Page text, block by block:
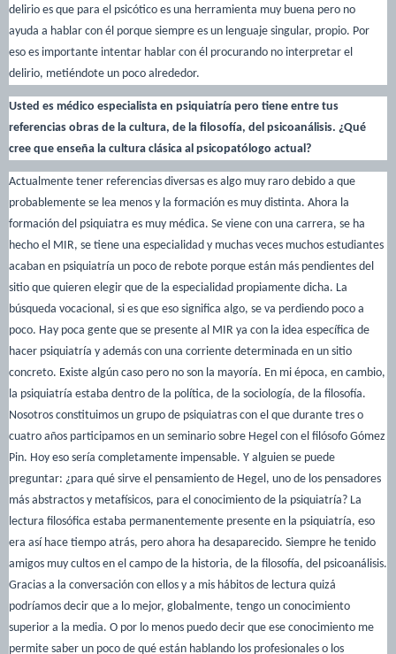
delirio es que para el psicótico es una herramienta muy buena pero no
ayuda a hablar con él porque siempre es un lenguaje singular, propio. Por
eso es importante intentar hablar con él procurando no interpretar el
delirio, metiéndote un poco alrededor.
Usted es médico especialista en psiquiatría pero tiene entre tus
referencias obras de la cultura, de la filosofía, del psicoanálisis. ¿Qué
cree que enseña la cultura clásica al psicopatólogo actual?
Actualmente tener referencias diversas es algo muy raro debido a que
probablemente se lea menos y la formación es muy distinta. Ahora la
formación del psiquiatra es muy médica. Se viene con una carrera, se ha
hecho el MIR, se tiene una especialidad y muchas veces muchos estudiantes
acaban en psiquiatría un poco de rebote porque están más pendientes del
sitio que quieren elegir que de la especialidad propiamente dicha. La
búsqueda vocacional, si es que eso significa algo, se va perdiendo poco a
poco. Hay poca gente que se presente al MIR ya con la idea específica de
hacer psiquiatría y además con una corriente determinada en un sitio
concreto. Existe algún caso pero no son la mayoría. En mi época, en cambio,
la psiquiatría estaba dentro de la política, de la sociología, de la filosofía.
Nosotros constituimos un grupo de psiquiatras con el que durante tres o
cuatro años participamos en un seminario sobre Hegel con el filósofo Gómez
Pin. Hoy eso sería completamente impensable. Y alguien se puede
preguntar: ¿para qué sirve el pensamiento de Hegel, uno de los pensadores
más abstractos y metafísicos, para el conocimiento de la psiquiatría? La
lectura filosófica estaba permanentemente presente en la psiquiatría, eso
era así hace tiempo atrás, pero ahora ha desaparecido. Siempre he tenido
amigos muy cultos en el campo de la historia, de la filosofía, del psicoanálisis.
Gracias a la conversación con ellos y a mis hábitos de lectura quizá
podríamos decir que a lo mejor, globalmente, tengo un conocimiento
superior a la media. O por lo menos puedo decir que ese conocimiento me
permite saber un poco de qué están hablando los profesionales o los